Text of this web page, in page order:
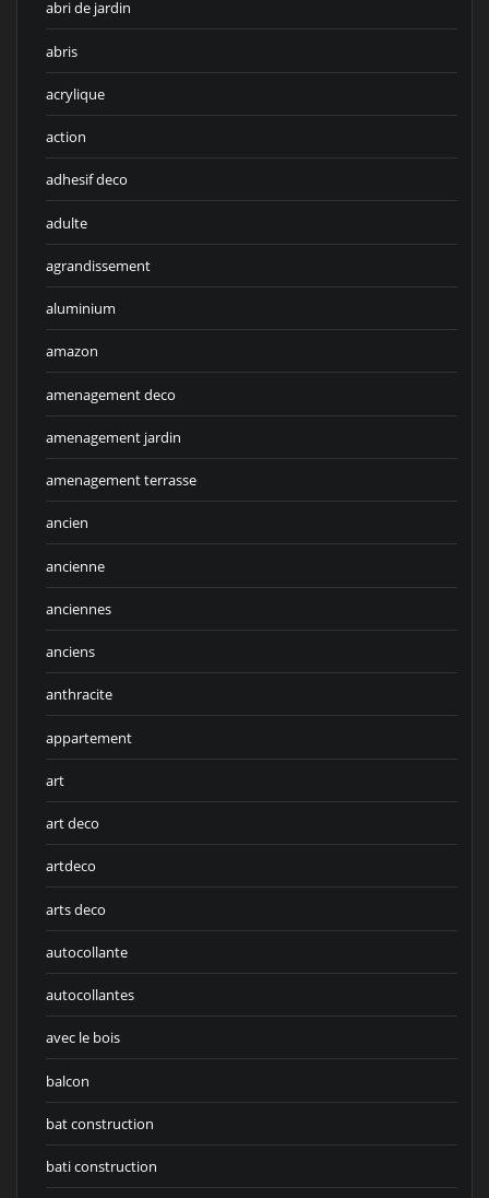
abri de jardin
abris
acrylique
action
adhesif deco
adulte
agrandissement
aluminium
amazon
amenagement deco
amenagement jardin
amenagement terrasse
ancien
ancienne
anciennes
anciens
anthracite
appartement
art
art deco
artdeco
arts deco
autocollante
autocollantes
avec le bois
balcon
bat construction
bati construction